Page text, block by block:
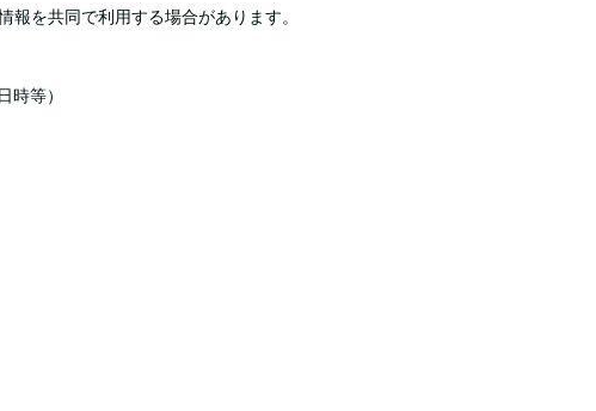
を共同で利用する場合があります。
等）